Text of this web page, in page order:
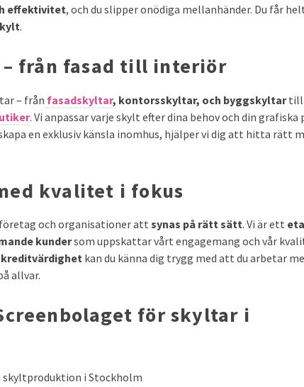
effektivitet, och du slipper onödiga mellanhänder. Du får
.
från fasad till interiör
– från fasadskyltar, kontorsskyltar, och byggskyltartill
. Vi anpassar varje skylt efter dina behov och din grafiska
en exklusiv känsla inomhus, hjälper vi dig att hitta rätt
kvalitet i fokus
och organisationer att synas på rätt sätt. Vi är ett
kundersom uppskattar vårt engagemang och vår
kreditvärdighet kan du känna dig trygg med att du arbetar
allvar.
för skyltar i
skyltproduktion i Stockholm